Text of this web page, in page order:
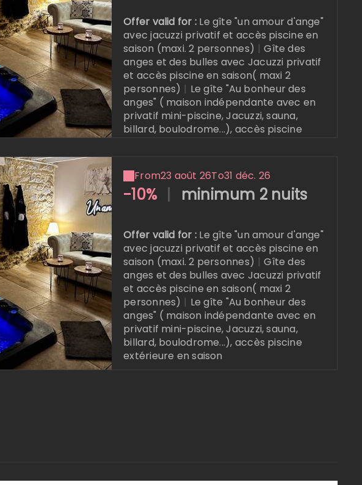
Offer valid for : Le gîte "un amour d'ange"
avec jacuzzi privatif et accès piscine en
saison (maxi. 2 personnes) | Gîte des
anges et des bulles avec Jacuzzi privatif
et accès piscine en saison( maxi 2
personnes) | Le gîte "Au bonheur des
anges" ( maison indépendante avec en
privatif mini-piscine, Jacuzzi, sauna,
billard, boulodrome...), accès piscine
Online reservation
From23 août 26To31 déc. 26
-10% minimum 2 nuits
Offer valid for : Le gîte "un amour d'ange"
avec jacuzzi privatif et accès piscine en
saison (maxi. 2 personnes) | Gîte des
anges et des bulles avec Jacuzzi privatif
et accès piscine en saison( maxi 2
personnes) | Le gîte "Au bonheur des
anges" ( maison indépendante avec en
privatif mini-piscine, Jacuzzi, sauna,
billard, boulodrome...), accès piscine
extérieure en saison